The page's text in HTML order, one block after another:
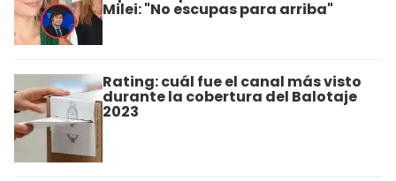
Milei: "No escupas para arriba"
Rating: cuál fue el canal más visto
durante la cobertura del Balotaje
2023